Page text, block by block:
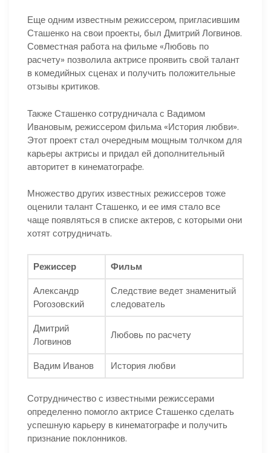
Еще одним известным режиссером, пригласившим
Сташенко на свои проекты, был Дмитрий Логвинов.
Совместная работа на фильме «Любовь по
расчету» позволила актрисе проявить свой талант
в комедийных сценах и получить положительные
отзывы критиков.
Также Сташенко сотрудничала с Вадимом
Ивановым, режиссером фильма «История любви».
Этот проект стал очередным мощным толчком для
карьеры актрисы и придал ей дополнительный
авторитет в кинематографе.
Множество других известных режиссеров тоже
оценили талант Сташенко, и ее имя стало все
чаще появляться в списке актеров, с которыми они
хотят сотрудничать.
Режиссер
Фильм
Александр
Рогозовский
Следствие ведет знаменитый
следователь
Дмитрий
Логвинов
Любовь по расчету
Вадим Иванов История любви
Сотрудничество с известными режиссерами
определенно помогло актрисе Сташенко сделать
успешную карьеру в кинематографе и получить
признание поклонников.